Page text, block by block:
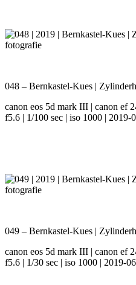
048 – Bernkastel-Kues |
canon eos 5d mark III | canon ef
f5.6 | 1/100 sec | iso 1000 | 2019-
049 – Bernkastel-Kues |
canon eos 5d mark III | canon ef
f5.6 | 1/30 sec | iso 1000 | 2019-